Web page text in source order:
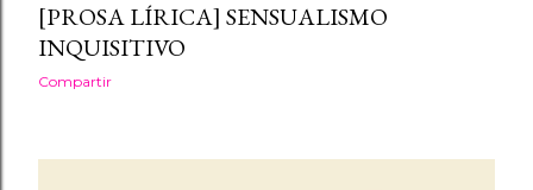
[PROSA LÍRICA] SENSUALISMO
INQUISITIVO
Compartir